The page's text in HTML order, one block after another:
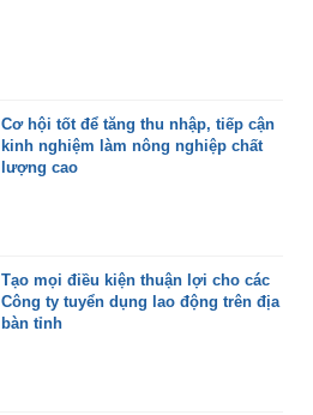
Cơ hội tốt để tăng thu nhập, tiếp cận
kinh nghiệm làm nông nghiệp chất
lượng cao
Tạo mọi điều kiện thuận lợi cho các
Công ty tuyển dụng lao động trên địa
bàn tỉnh